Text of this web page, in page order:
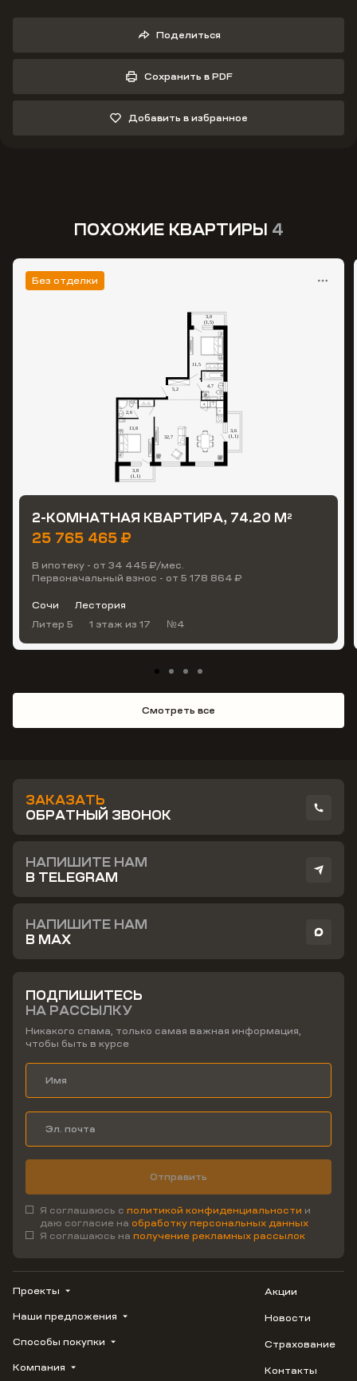
Поделиться
Сохранить в PDF
Добавить в избранное
ПОХОЖИЕ КВАРТИРЫ 4
Без отделки
2-КОМНАТНАЯ КВАРТИРА, 74.20 М2
25 765 465 ₽
В ипотеку - от 34 445 ₽/мес.
Первоначальный взнос - от 5 178 864 ₽
Сочи
Лестория
Литер 5
1 этаж из 17 №4
Смотреть все
ЗАКАЗАТЬ
ОБРАТНЫЙ ЗВОНОК
НАПИШИТЕ НАМ
В TELEGRAM
НАПИШИТЕ НАМ
В MAX
ПОДПИШИТЕСЬ
НА РАССЫЛКУ
Никакого спама, только самая важная информация,
чтобы быть в курсе
Отправить
Я соглашаюсь с политикой конфиденциальности и
даю согласие на обработку персональных данных
Я соглашаюсь на получение рекламных рассылок
Проекты
ВЕРН
1799
Наши предложения
Купить квартиру
Студию
Способы покупки
Трейд-ин
Компания
Акции
Новости
Страхование
Контакты